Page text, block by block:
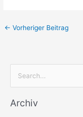
← Vorheriger Beitrag
c
Archiv